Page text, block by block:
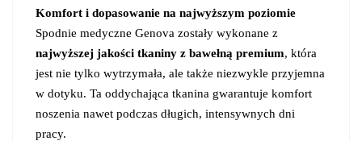
Komfort i dopasowanie na najwyższym poziomie
Spodnie medyczne Genova zostały wykonane z
najwyższej jakości tkaniny z bawełną premium, która
jest nie tylko wytrzymała, ale także niezwykle przyjemna
w dotyku. Ta oddychająca tkanina gwarantuje komfort
noszenia nawet podczas długich, intensywnych dni
pracy.